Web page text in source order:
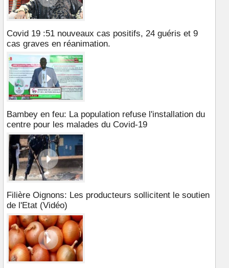
Covid 19 :51 nouveaux cas positifs, 24 guéris et 9
cas graves en réanimation.
Bambey en feu: La population refuse l'installation du
centre pour les malades du Covid-19
Filière Oignons: Les producteurs sollicitent le soutien
de l'Etat (Vidéo)